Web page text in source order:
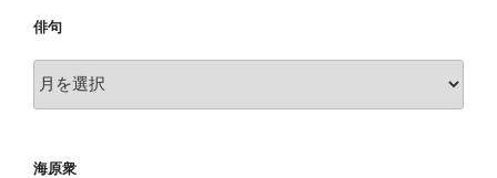
俳句
句
海原衆